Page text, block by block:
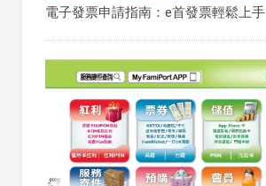
電子發票申請指南：e首發票輕鬆上手